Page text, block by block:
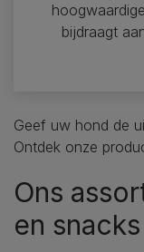
bijdraagt
Geef uw hond de
Ontdek onze
Ons
en snacks